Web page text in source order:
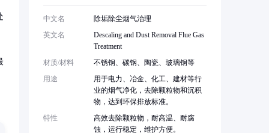
中文名
除垢除尘烟气治理
英文名
Descaling and Dust Removal Flue Gas
Treatment
材质/材料
不锈钢、碳钢、陶瓷、玻璃钢等
用途
用于电力、冶金、化工、建材等行
业的烟气净化，去除颗粒物和沉积
物，达到环保排放标准。
特性
高效去除颗粒物，耐高温、耐腐
蚀，运行稳定，维护方便。